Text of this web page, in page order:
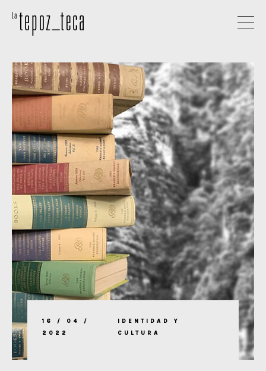
16 / 04 /
2022
IDENTIDAD Y
CULTURA